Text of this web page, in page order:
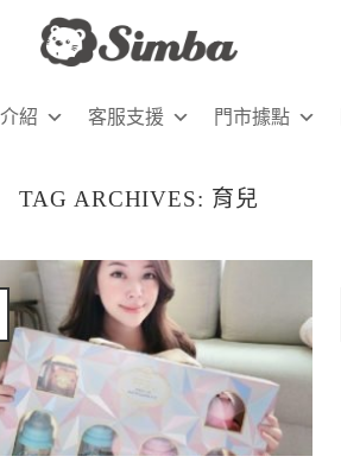
紹 客服支援 門市據點
TAG ARCHIVES: 育兒